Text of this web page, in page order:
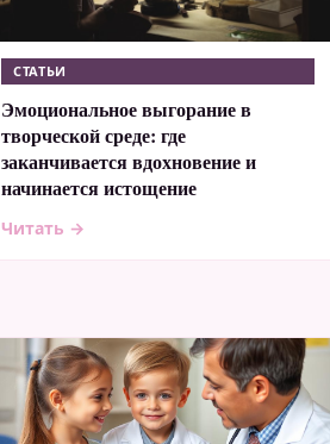
СТАТЬИ
Эмоциональное выгорание в
творческой среде: где
заканчивается вдохновение и
начинается истощение
Читать →